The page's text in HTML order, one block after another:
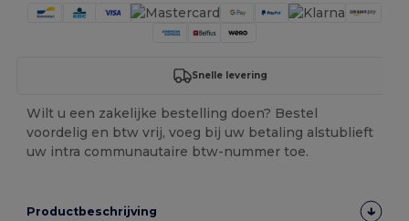
Snelle levering
Wilt u een zakelijke bestelling doen? Bestel
voordelig en btw vrij, voeg bij uw betaling alstublieft
uw intra communautaire btw-nummer toe.
Productbeschrijving